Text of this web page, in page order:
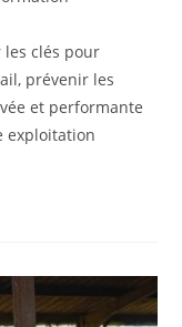
les clés pour
prévenir les
et performante
exploitation